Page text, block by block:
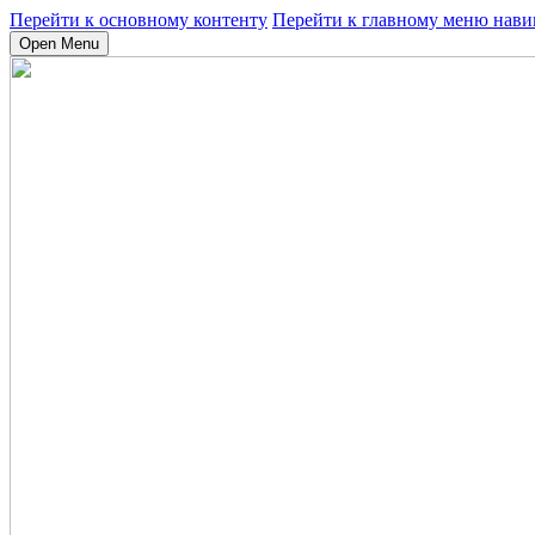
Перейти к основному контенту Перейти к главному меню
Open Menu